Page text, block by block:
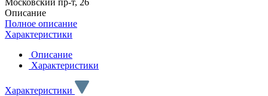
Московский пр-т, 26
Описание
Полное описание
Характеристики
Описание
Характеристики
Характеристики